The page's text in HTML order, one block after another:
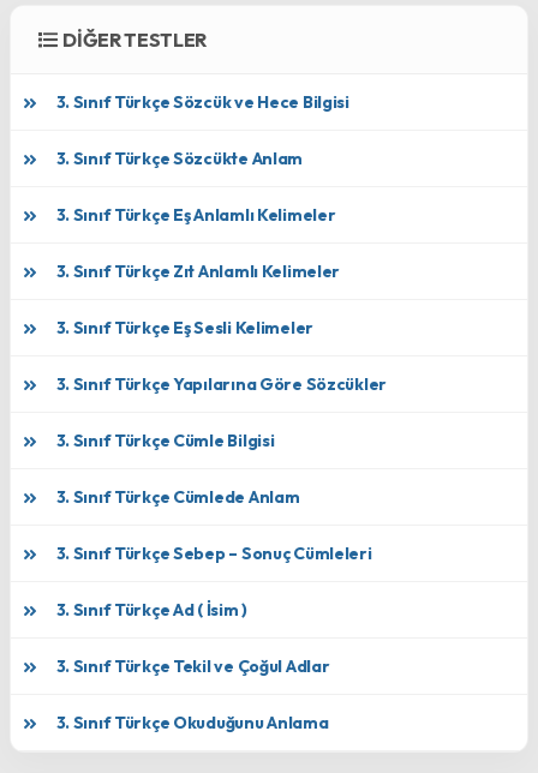
DİĞER TESTLER
3. Sınıf Türkçe Sözcük ve Hece Bilgisi
3. Sınıf Türkçe Sözcükte Anlam
3. Sınıf Türkçe Eş Anlamlı Kelimeler
3. Sınıf Türkçe Zıt Anlamlı Kelimeler
3. Sınıf Türkçe Eş Sesli Kelimeler
3. Sınıf Türkçe Yapılarına Göre Sözcükler
3. Sınıf Türkçe Cümle Bilgisi
3. Sınıf Türkçe Cümlede Anlam
3. Sınıf Türkçe Sebep – Sonuç Cümleleri
3. Sınıf Türkçe Ad ( İsim )
3. Sınıf Türkçe Tekil ve Çoğul Adlar
3. Sınıf Türkçe Okuduğunu Anlama